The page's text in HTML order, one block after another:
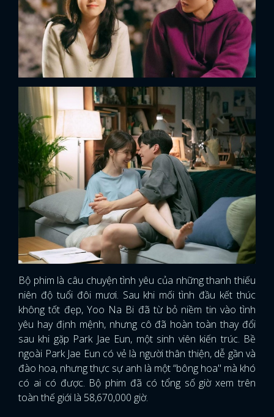
Bộ phim là câu chuyện tình yêu của những thanh thiếu
niên độ tuổi đôi mươi. Sau khi mối tình đầu kết thúc
không tốt đẹp, Yoo Na Bi đã từ bỏ niềm tin vào tình
yêu hay định mệnh, nhưng cô đã hoàn toàn thay đổi
sau khi gặp Park Jae Eun, một sinh viên kiến trúc. Bề
ngoài Park Jae Eun có vẻ là người thân thiện, dễ gần và
đào hoa, nhưng thực sự anh là một “bông hoa" mà khó
có ai có được. Bộ phim đã có tổng số giờ xem trên
toàn thế giới là 58,670,000 giờ.